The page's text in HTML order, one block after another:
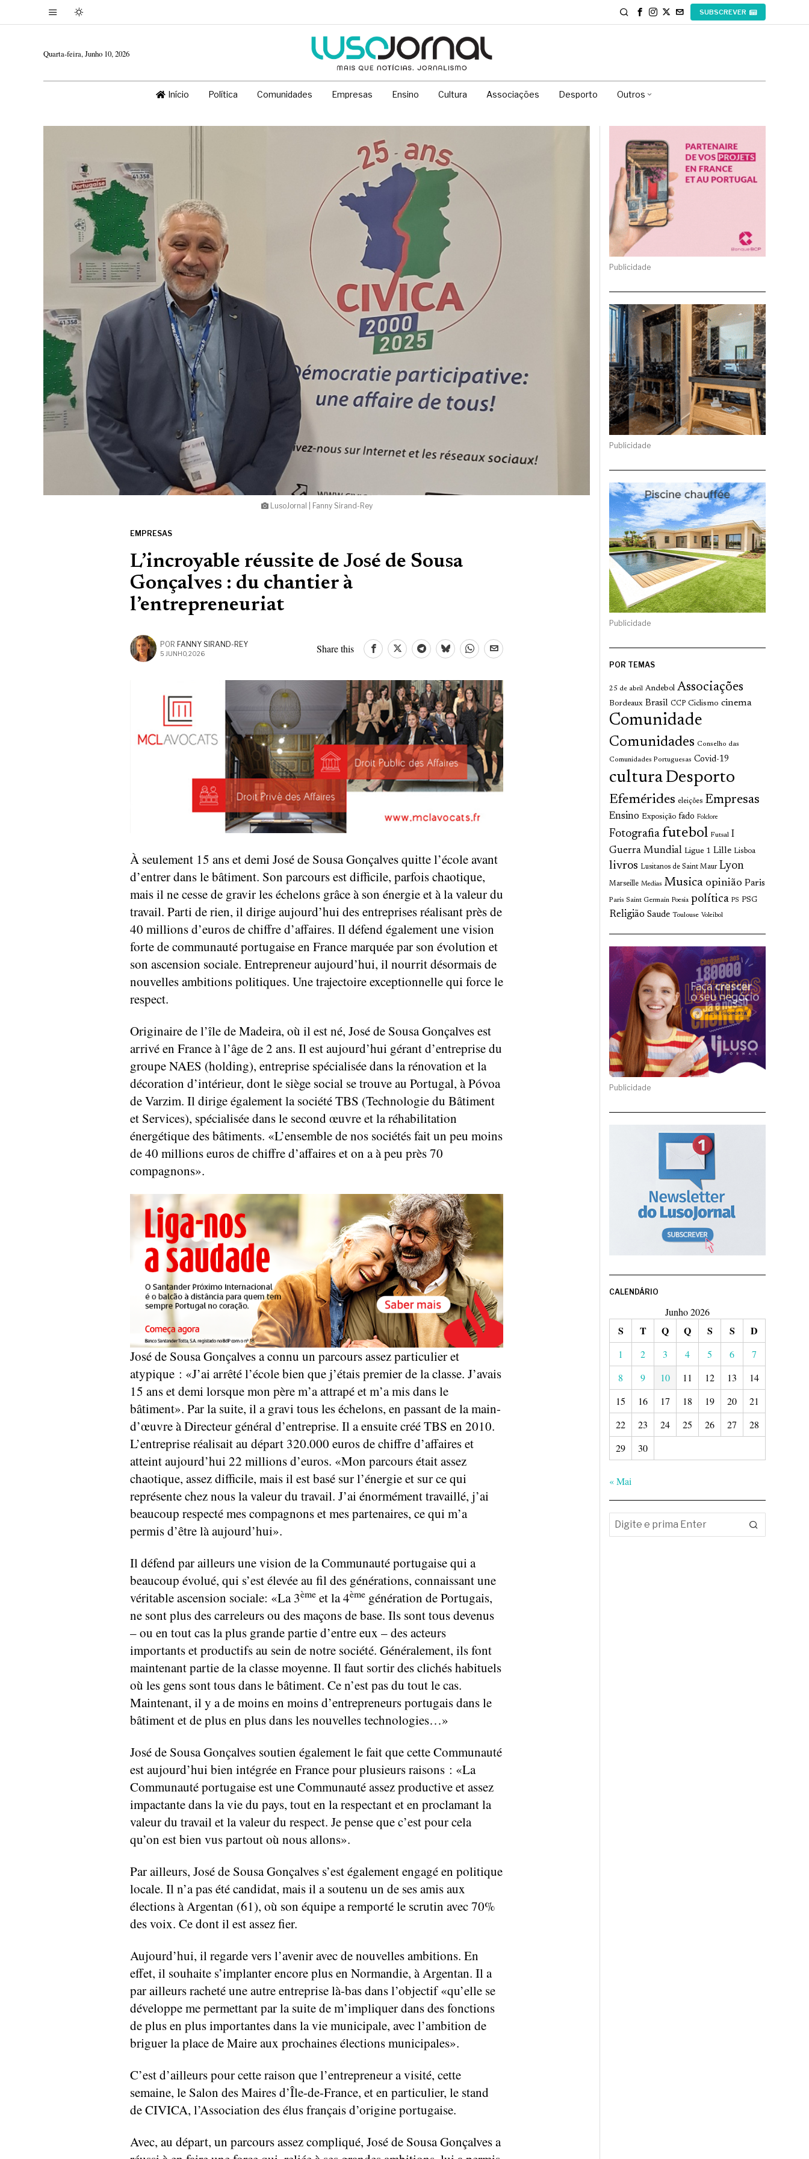
SUBSCREVER
Quarta-feira, Junho 10, 2026
Início Política Comunidades Empresas Ensino Cultura Associações Desporto Outros
LusoJornal | Fanny Sirand-Rey
EMPRESAS
L’incroyable réussite de José de Sousa
Gonçalves : du chantier à
l’entrepreneuriat
POR FANNY SIRAND-REY
5 JUNHO, 2026 Share this
À seulement 15 ans et demi José de Sousa Gonçalves quitte l’école avant
d’entrer dans le bâtiment. Son parcours est difficile, parfois chaotique,
mais il ne cesse de gravir les échelons grâce à son énergie et à la valeur du
travail. Parti de rien, il dirige aujourd’hui des entreprises réalisant près de
40 millions d’euros de chiffre d’affaires. Il défend également une vision
forte de communauté portugaise en France marquée par son évolution et
son ascension sociale. Entrepreneur aujourd’hui, il nourrit désormais de
nouvelles ambitions politiques. Une trajectoire exceptionnelle qui force le
respect.
Originaire de l’île de Madeira, où il est né, José de Sousa Gonçalves est
arrivé en France à l’âge de 2 ans. Il est aujourd’hui gérant d’entreprise du
groupe NAES (holding), entreprise spécialisée dans la rénovation et la
décoration d’intérieur, dont le siège social se trouve au Portugal, à Póvoa
de Varzim. Il dirige également la société TBS (Technologie du Bâtiment
et Services), spécialisée dans le second œuvre et la réhabilitation
énergétique des bâtiments. «L’ensemble de nos sociétés fait un peu moins
de 40 millions euros de chiffre d’affaires et on a à peu près 70
compagnons».
José de Sousa Gonçalves a connu un parcours assez particulier et
atypique : «J’ai arrêté l’école bien que j’étais premier de la classe. J’avais
15 ans et demi lorsque mon père m’a attrapé et m’a mis dans le
bâtiment». Par la suite, il a gravi tous les échelons, en passant de la main-
d’œuvre à Directeur général d’entreprise. Il a ensuite créé TBS en 2010.
L’entreprise réalisait au départ 320.000 euros de chiffre d’affaires et
atteint aujourd’hui 22 millions d’euros. «Mon parcours était assez
chaotique, assez difficile, mais il est basé sur l’énergie et sur ce qui
représente chez nous la valeur du travail. J’ai énormément travaillé, j’ai
beaucoup respecté mes compagnons et mes partenaires, ce qui m’a
permis d’être là aujourd’hui».
Il défend par ailleurs une vision de la Communauté portugaise qui a
beaucoup évolué, qui s’est élevée au fil des générations, connaissant une
véritable ascension sociale: «La 3ème et la 4ème génération de Portugais,
ne sont plus des carreleurs ou des maçons de base. Ils sont tous devenus
– ou en tout cas la plus grande partie d’entre eux – des acteurs
importants et productifs au sein de notre société. Généralement, ils font
maintenant partie de la classe moyenne. Il faut sortir des clichés habituels
où les gens sont tous dans le bâtiment. Ce n’est pas du tout le cas.
Maintenant, il y a de moins en moins d’entrepreneurs portugais dans le
bâtiment et de plus en plus dans les nouvelles technologies…»
José de Sousa Gonçalves soutien également le fait que cette Communauté
est aujourd’hui bien intégrée en France pour plusieurs raisons : «La
Communauté portugaise est une Communauté assez productive et assez
impactante dans la vie du pays, tout en la respectant et en proclamant la
valeur du travail et la valeur du respect. Je pense que c’est pour cela
qu’on est bien vus partout où nous allons».
Par ailleurs, José de Sousa Gonçalves s’est également engagé en politique
locale. Il n’a pas été candidat, mais il a soutenu un de ses amis aux
élections à Argentan (61), où son équipe a remporté le scrutin avec 70%
des voix. Ce dont il est assez fier.
Aujourd’hui, il regarde vers l’avenir avec de nouvelles ambitions. En
effet, il souhaite s’implanter encore plus en Normandie, à Argentan. Il a
par ailleurs racheté une autre entreprise là-bas dans l’objectif «qu’elle se
développe me permettant par la suite de m’impliquer dans des fonctions
de plus en plus importantes dans la vie municipale, avec l’ambition de
briguer la place de Maire aux prochaines élections municipales».
C’est d’ailleurs pour cette raison que l’entrepreneur a visité, cette
semaine, le Salon des Maires d’Île-de-France, et en particulier, le stand
de CIVICA, l’Association des élus français d’origine portugaise.
Avec, au départ, un parcours assez compliqué, José de Sousa Gonçalves a
Publicidade
Publicidade
Publicidade
POR TEMAS
25 de abril Andebol Associações
Bordeaux Brasil CCP Ciclismo cinema
Comunidade
Comunidades Conselho das
Comunidades Portuguesas Covid-19
culturaDesporto
Efemérides eleições Empresas
Ensino Exposição fado Folclore
Fotografia futebol Futsal I
Guerra Mundial Ligue 1 Lille Lisboa
livros Lusitanos de Saint Maur Lyon
Marseille Medias Musica opinião Paris
Paris Saint Germain Poesia política PS PSG
Religião Saude Toulouse Voleibol
Publicidade
CALENDÁRIO
Junho 2026
S T Q Q S S D
1 2 3 4 5 6
7
8
9 10 11 12 13
14
15
16 17 18 19 20
21
22
23 24 25 26 27
28
29
30
« Mai